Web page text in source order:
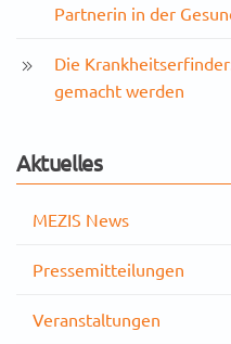
Partnerin in der
Die
gemacht werden
Aktuelles
MEZIS News
Pressemitteilungen
Veranstaltungen